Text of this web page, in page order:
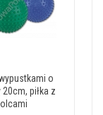
o
piłka z